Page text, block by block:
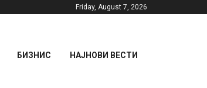
Friday, August 7, 2026
БИЗНИС НАЈНОВИ ВЕСТИ